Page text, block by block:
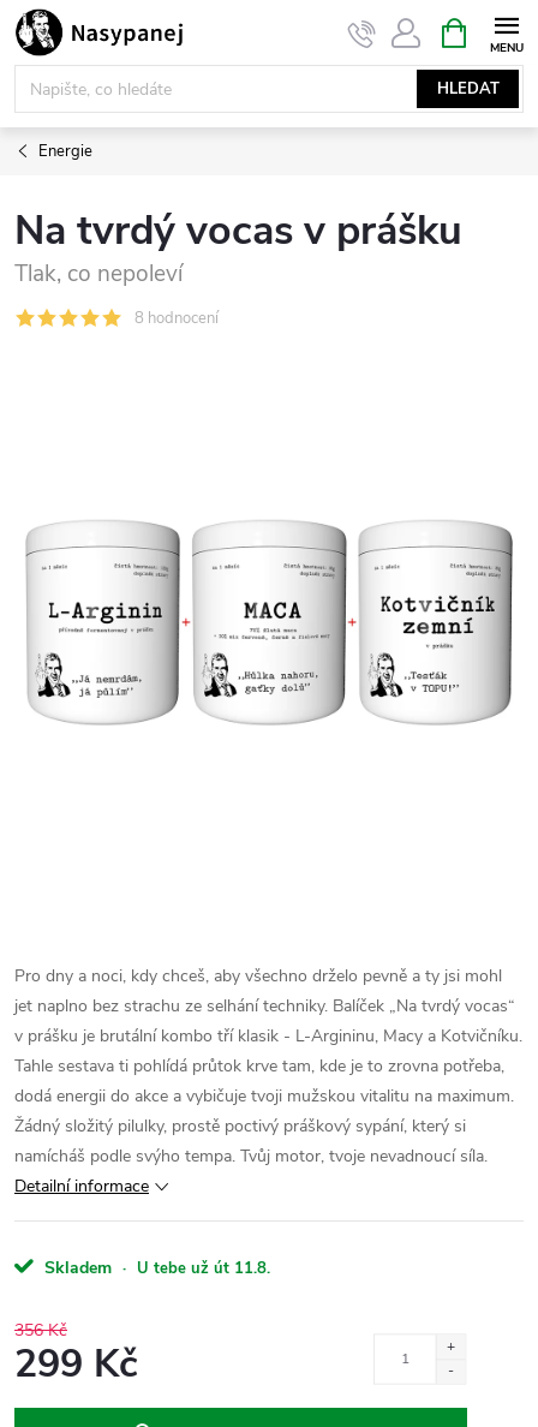
Přejít
na
obsah
HLEDAT
NÁKUPNÍ
KOŠÍK
Energie
Na tvrdý vocas v prášku
Tlak, co nepoleví
8 hodnocení
Pro dny a noci, kdy chceš, aby všechno drželo pevně a ty jsi mohl
jet naplno bez strachu ze selhání techniky. Balíček „Na tvrdý vocas“
v prášku je brutální kombo tří klasik - L-Argininu, Macy a Kotvičníku.
Tahle sestava ti pohlídá průtok krve tam, kde je to zrovna potřeba,
dodá energii do akce a vybičuje tvoji mužskou vitalitu na maximum.
Žádný složitý pilulky, prostě poctivý práškový sypání, který si
namícháš podle svýho tempa. Tvůj motor, tvoje nevadnoucí síla.
Detailní informace
Skladem · U tebe už út 11.8.
356 Kč
299 Kč